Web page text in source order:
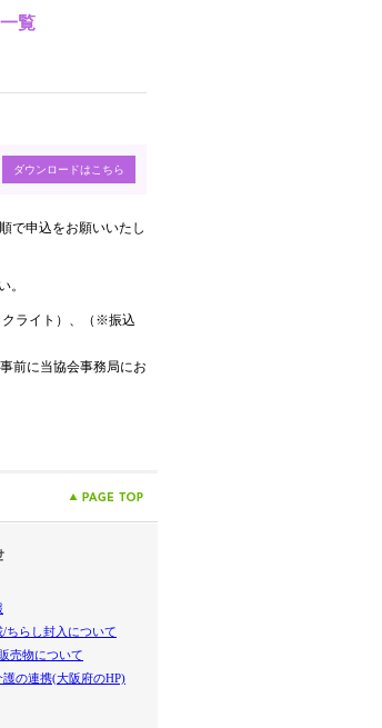
覧
ダウンロードはこちら
で申込をお願いいたし
。
クライト）、（※振込
前に当協会事務局にお
/ちらし封入について
売物について
護の連携(大阪府のHP)